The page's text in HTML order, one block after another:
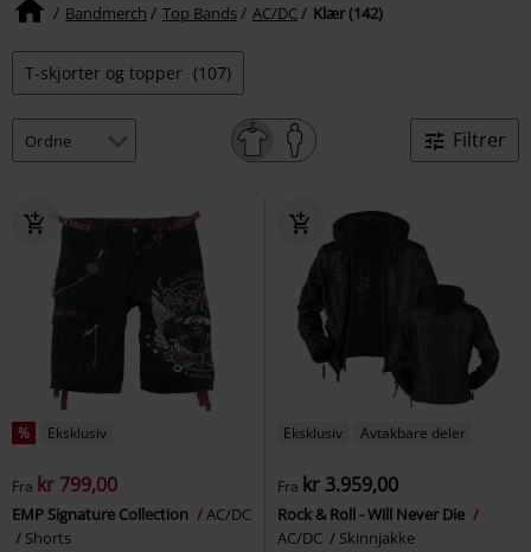
Bandmerch Top Bands AC/DC Klær (142)
T-skjorter og topper (107)
Filtrer
% Eksklusiv
Fra kr 799,00
EMP Signature Collection
AC/DC
Shorts
Eksklusiv Avtakbare deler
Fra kr 3.959,00
Rock & Roll - Will Never Die
AC/DC
Skinnjakke